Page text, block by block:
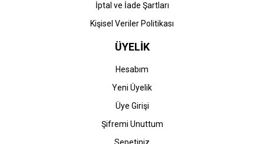
İptal ve İade Şartları
Kişisel Veriler Politikası
ÜYELİK
Hesabım
Yeni Üyelik
Üye Girişi
Şifremi Unuttum